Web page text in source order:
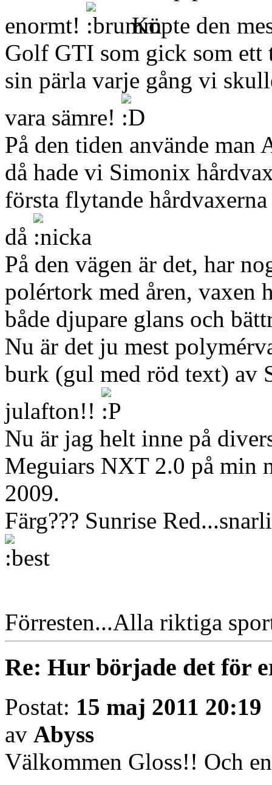
enormt!
Köpte den
Golf GTI som gick som ett
sin pärla varje gång vi
vara sämre!
På den tiden använde
då hade vi Simonix
första flytande
då
På den vägen är det, har
polértork med åren, vaxen
både djupare glans och
Nu är det ju mest
burk (gul med röd text) av
julafton!!
Nu är jag helt inne på
Meguiars NXT 2.0 på min
2009.
Färg??? Sunrise
Förresten...Alla riktiga
Re: Hur började det för
Postat: 15 maj 2011 20:19
av Abyss
Välkommen Gloss!! Och